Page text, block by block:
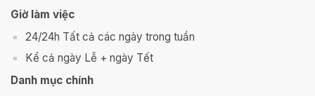
Giờ làm việc
24/24h Tất cả các ngày trong tuần
Kể cả ngày Lễ + ngày Tết
Danh mục chính